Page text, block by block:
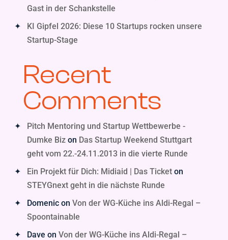
Gast in der Schankstelle
KI Gipfel 2026: Diese 10 Startups rocken unsere
Startup-Stage
Recent
Comments
Pitch Mentoring und Startup Wettbewerbe -
Dumke Bizon Das Startup Weekend Stuttgart
geht vom 22.-24.11.2013 in die vierte Runde
Ein Projekt für Dich: Midiaid | Das Ticketon
STEYGnext geht in die nächste Runde
Domenicon Von der WG-Küche ins Aldi-Regal –
Spoontainable
Dave on Von der WG-Küche ins Aldi-Regal –